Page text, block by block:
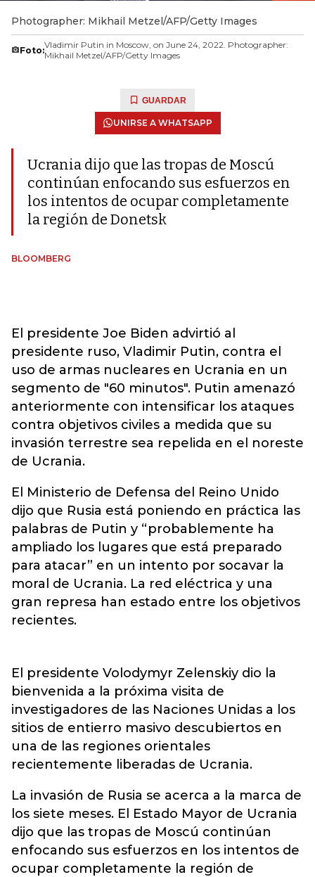
Photographer: Mikhail Metzel/AFP/Getty Images
Foto:Vladimir Putin in Moscow, on June 24, 2022. Photographer:
Mikhail Metzel/AFP/Getty Images
GUARDAR
UNIRSE A WHATSAPP
Ucrania dijo que las tropas de Moscú
continúan enfocando sus esfuerzos en
los intentos de ocupar completamente
la región de Donetsk
BLOOMBERG
El presidente Joe Biden advirtió al
presidente ruso, Vladimir Putin, contra el
uso de armas nucleares en Ucrania en un
segmento de "60 minutos". Putin amenazó
anteriormente con intensificar los ataques
contra objetivos civiles a medida que su
invasión terrestre sea repelida en el noreste
de Ucrania.
El Ministerio de Defensa del Reino Unido
dijo que Rusia está poniendo en práctica las
palabras de Putin y “probablemente ha
ampliado los lugares que está preparado
para atacar” en un intento por socavar la
moral de Ucrania. La red eléctrica y una
gran represa han estado entre los objetivos
recientes.
El presidente Volodymyr Zelenskiy dio la
bienvenida a la próxima visita de
investigadores de las Naciones Unidas a los
sitios de entierro masivo descubiertos en
una de las regiones orientales
recientemente liberadas de Ucrania.
La invasión de Rusia se acerca a la marca de
los siete meses. El Estado Mayor de Ucrania
dijo que las tropas de Moscú continúan
enfocando sus esfuerzos en los intentos de
ocupar completamente la región de